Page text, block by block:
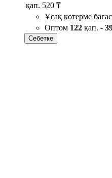
қап. 520 ₸
Ұсақ көтерме
Оптом 122 қап. -
Себетке